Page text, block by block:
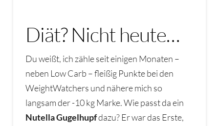
Diät? Nicht heute…
Du weißt, ich zähle seit einigen Monaten –
neben Low Carb – fleißig Punkte bei den
WeightWatchers und nähere mich so
langsam der -10 kg Marke. Wie passt da ein
Nutella Gugelhupfdazu? Er war das Erste,